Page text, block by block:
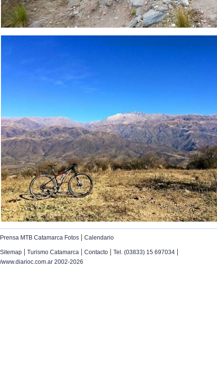
Prensa MTB Catamarca Fotos | Calendario
Sitemap | Turismo Catamarca | Contacto | Tel. (03833) 15 697034 |
/www.diarioc.com.ar 2002-2026